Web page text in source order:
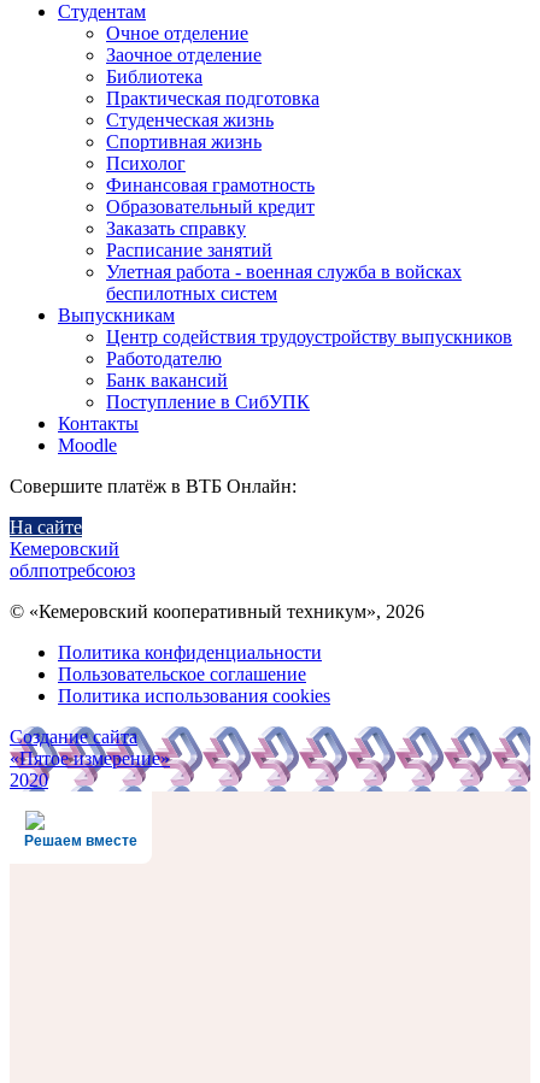
Студентам
Очное отделение
Заочное отделение
Библиотека
Практическая подготовка
Студенческая жизнь
Спортивная жизнь
Психолог
Финансовая грамотность
Образовательный кредит
Заказать справку
Расписание занятий
Улетная работа - военная служба в войсках
беспилотных систем
Выпускникам
Центр содействия трудоустройству выпускников
Работодателю
Банк вакансий
Поступление в СибУПК
Контакты
Moodle
Совершите платёж в ВТБ Онлайн:
На сайте
Кемеровский
облпотребсоюз
© «Кемеровский кооперативный техникум», 2026
Политика конфиденциальности
Пользовательское соглашение
Политика использования cookies
Создание сайта
«Пятое измерение»
2020
Решаем вместе